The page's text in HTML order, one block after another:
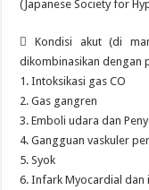
(Japanese Society for
 Kondisi akut (di
dikombinasikan dengan
1. Intoksikasi gas CO
2. Gas gangren
3. Emboli udara dan
4. Gangguan vaskuler
5. Syok
6. Infark Myocardial dan